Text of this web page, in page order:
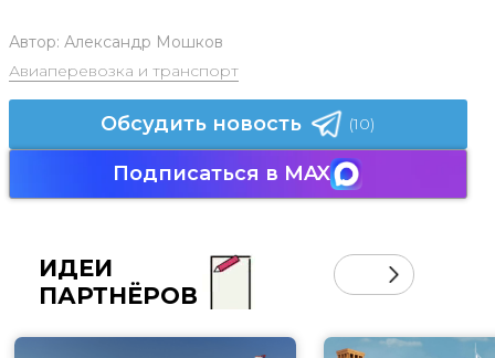
Автор: Александр Мошков
Авиаперевозка и транспорт
Обсудить новость (10)
Подписаться в MAX
ИДЕИ
ПАРТНЁРОВ